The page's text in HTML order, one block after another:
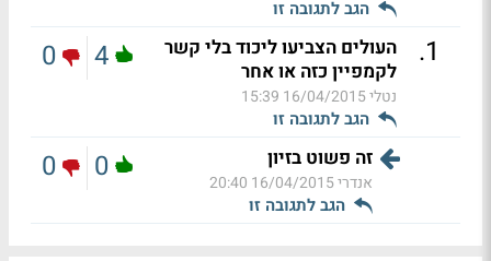
הגב לתגובה זו
1
.
העולים הצביעו ליכוד בלי קשר
לקמפיין כזה או אחר
נטלי16/04/2015 15:39
הגב לתגובה זו
4
0
זה פשוט בזיון
אנדרי16/04/2015 20:40
הגב לתגובה זו
0
0